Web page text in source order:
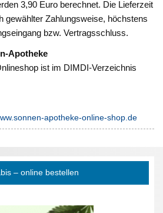
3,90 Euro berechnet. Die Lieferzeit
gewählter Zahlungsweise, höchstens
bzw. Vertragsschluss.
Apotheke
ist im DIMDI-Verzeichnis
apotheke-online-shop.de
– online bestellen